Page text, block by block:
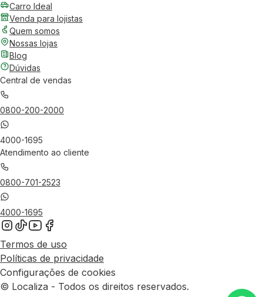
Carro Ideal
Venda para lojistas
Quem somos
Nossas lojas
Blog
Dúvidas
Central de vendas
0800-200-2000
4000-1695
Atendimento ao cliente
0800-701-2523
4000-1695
Termos de uso
Políticas de privacidade
Configurações de cookies
© Localiza - Todos os direitos reservados.